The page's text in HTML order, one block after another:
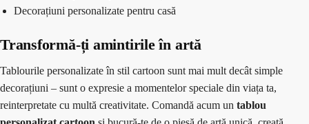
Decorațiuni personalizate pentru casă
Transformă-ți amintirile în artă
Tablourile personalizate în stil cartoon sunt mai mult decât simple
decorațiuni – sunt o expresie a momentelor speciale din viața ta,
reinterpretate cu multă creativitate. Comandă acum un tablou